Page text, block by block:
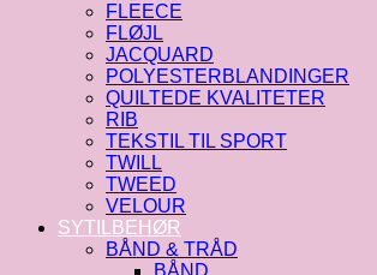
FLEECE
FLØJL
JACQUARD
POLYESTERBLANDINGER
QUILTEDE KVALITETER
RIB
TEKSTIL TIL SPORT
TWILL
TWEED
VELOUR
SYTILBEHØR
BÅND & TRÅD
BÅND